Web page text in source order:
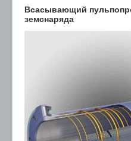
Всасывающий
земснаряда